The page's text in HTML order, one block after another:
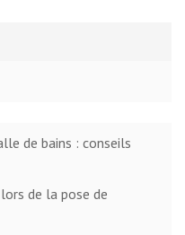
de bains : conseils
de la pose de